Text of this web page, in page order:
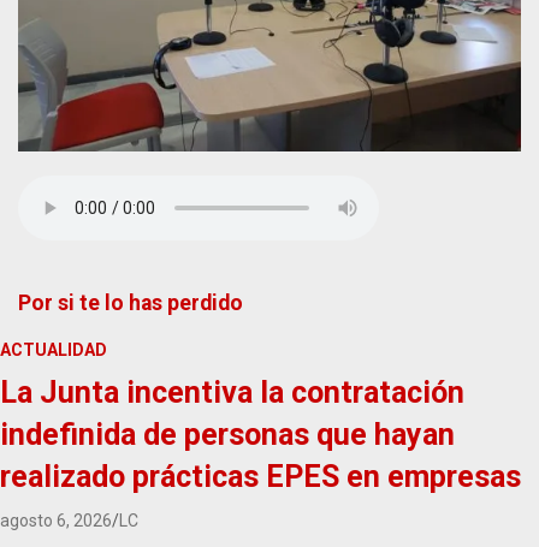
Por si te lo has perdido
ACTUALIDAD
La Junta incentiva la contratación
indefinida de personas que hayan
realizado prácticas EPES en empresas
agosto 6, 2026 LC